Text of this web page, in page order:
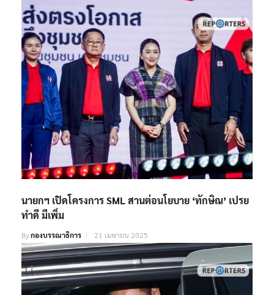
นายกฯ เปิดโครงการ SML สานต่อนโยบาย ‘ทักษิณ’ เปรย
ทำดี มีเพิ่ม
Byกองบรรณาธิการ 21 เมษายน 2025